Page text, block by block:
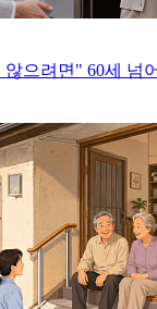
않으려면" 60세 넘